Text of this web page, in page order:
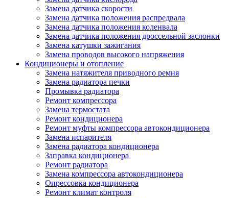
Замена датчика скорости
Замена датчика положения распредвала
Замена датчика положения коленвала
Замена датчика положения дроссельной заслонки
Замена катушки зажигания
Замена проводов высокого напряжения
Кондиционеры и отопление
Замена натяжителя приводного ремня
Замена радиатора печки
Промывка радиатора
Ремонт компрессора
Замена термостата
Ремонт кондиционера
Ремонт муфты компрессора автокондиционера
Замена испарителя
Замена радиатора кондиционера
Заправка кондиционера
Ремонт радиатора
Замена компрессора автокондиционера
Опрессовка кондиционера
Ремонт климат контроля